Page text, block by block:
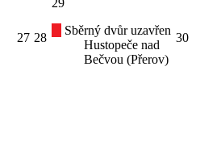
27 28
29
Sběrný dvůr uzavřen
Hustopeče nad
Bečvou (Přerov)
30